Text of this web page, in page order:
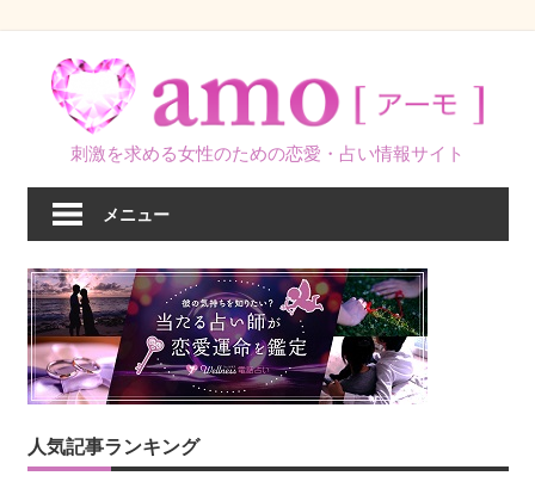
刺激を求める女性のための恋愛・占い情報サイト
メニュー
人気記事ランキング